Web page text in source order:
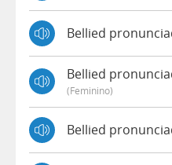
Bellied
Bellied
(feminino)
Bellied